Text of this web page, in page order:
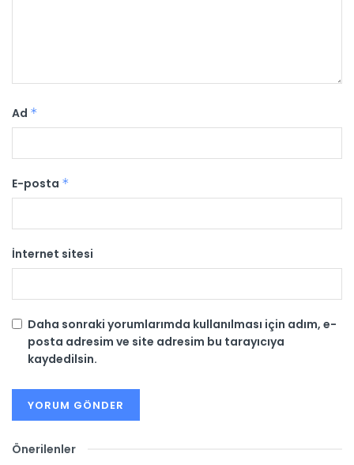
Ad *
E-posta *
İnternet sitesi
Daha sonraki yorumlarımda kullanılması için adım, e-
posta adresim ve site adresim bu tarayıcıya
kaydedilsin.
Önerilenler